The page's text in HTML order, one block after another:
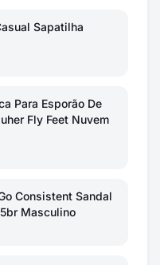
Sapatilha
Para Esporão De
Fly Feet Nuvem
Consistent Sandal
Masculino